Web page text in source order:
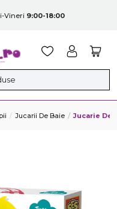
Vineri 9:00-18:00
Jucarii De Baie Jucarie De